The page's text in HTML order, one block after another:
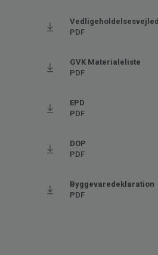
PDF
GVK Materialeliste
PDF
EPD
PDF
DOP
PDF
Byggevaredeklaration
PDF